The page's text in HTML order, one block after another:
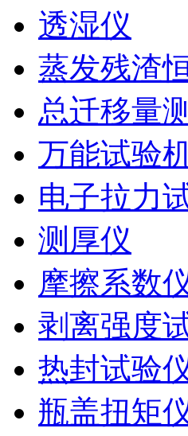
透湿仪
蒸发残渣
总迁移量
万能试验
电子拉力
测厚仪
摩擦系数
剥离强度
热封试验
瓶盖扭矩